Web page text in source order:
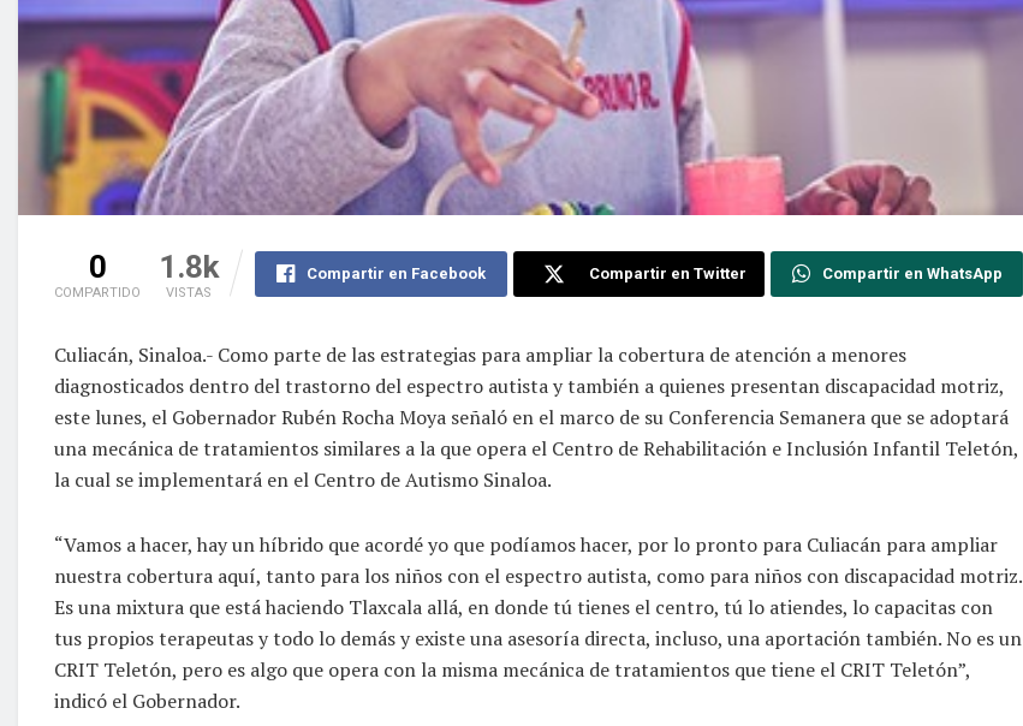
0
COMPARTIDO
1.8k
VISTAS
Compartir en Facebook Compartir en Twitter Compartir en WhatsApp
Culiacán, Sinaloa.- Como parte de las estrategias para ampliar la cobertura de atención a menores
diagnosticados dentro del trastorno del espectro autista y también a quienes presentan discapacidad motriz,
este lunes, el Gobernador Rubén Rocha Moya señaló en el marco de su Conferencia Semanera que se adoptará
una mecánica de tratamientos similares a la que opera el Centro de Rehabilitación e Inclusión Infantil Teletón,
la cual se implementará en el Centro de Autismo Sinaloa.
“Vamos a hacer, hay un híbrido que acordé yo que podíamos hacer, por lo pronto para Culiacán para ampliar
nuestra cobertura aquí, tanto para los niños con el espectro autista, como para niños con discapacidad motriz.
Es una mixtura que está haciendo Tlaxcala allá, en donde tú tienes el centro, tú lo atiendes, lo capacitas con
tus propios terapeutas y todo lo demás y existe una asesoría directa, incluso, una aportación también. No es un
CRIT Teletón, pero es algo que opera con la misma mecánica de tratamientos que tiene el CRIT Teletón”,
indicó el Gobernador.